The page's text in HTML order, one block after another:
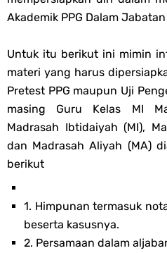
Akademik PPG Dalam
Untuk itu berikut ini mimin
materi yang harus
Pretest PPG maupun Uji
masing Guru Kelas MI
Madrasah Ibtidaiyah (MI),
dan Madrasah Aliyah (MA)
berikut
1. Himpunan termasuk
beserta kasusnya.
2. Persamaan dalam